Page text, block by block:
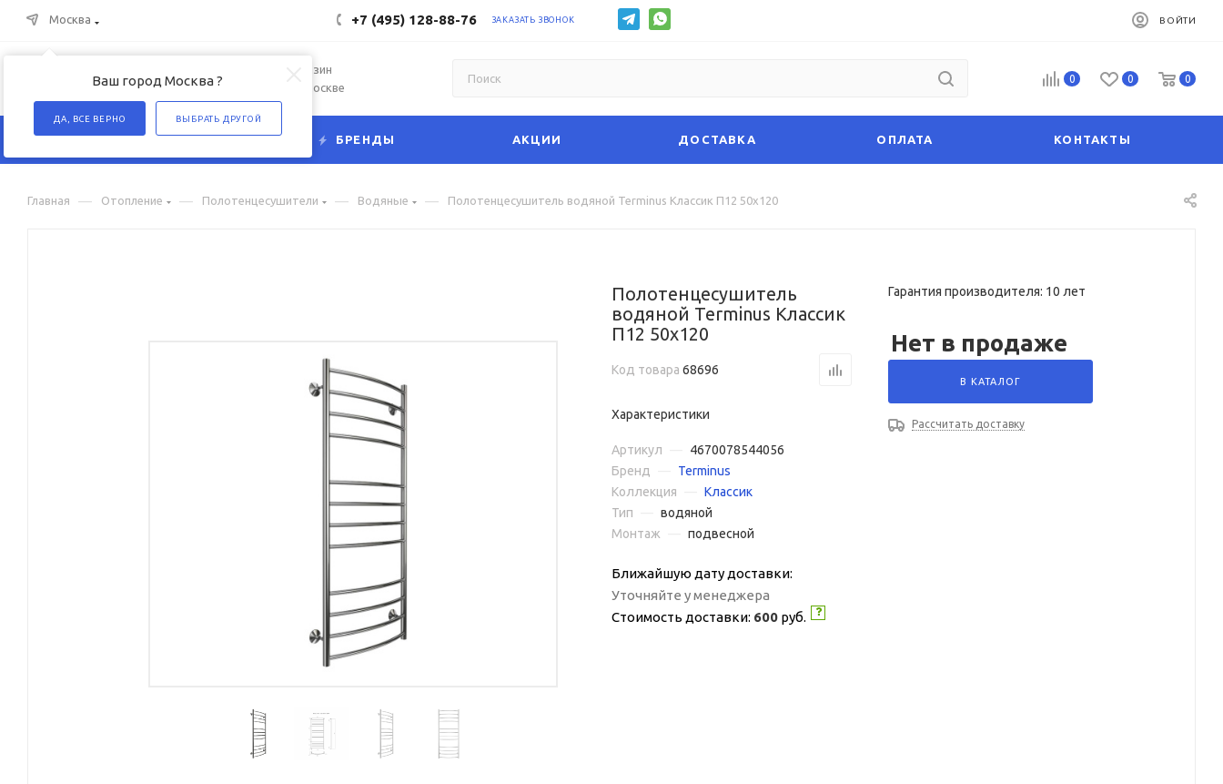
Москва
Ваш город Москва ?
ДА, ВСЕ ВЕРНО ВЫБРАТЬ ДРУГОЙ
+7 (495) 128-88-76 ЗАКАЗАТЬ ЗВОНОК ВОЙТИ
Интернет-магазин
сантехники в Москве
0 0 0
КАТАЛОГ БРЕНДЫ АКЦИИ ДОСТАВКА ОПЛАТА КОНТАКТЫ
Главная — Отопление — Полотенцесушители — Водяные — Полотенцесушитель водяной Terminus Классик П12 50х120
Полотенцесушитель
водяной Terminus Классик
П12 50х120
Код товара 68696
Характеристики
Артикул
4670078544056
Бренд
Terminus
Коллекция
Классик
Тип
водяной
Монтаж
подвесной
Ближайшую дату доставки:
Уточняйте у менеджера
Стоимость доставки: 600 руб.
Гарантия производителя: 10 лет
Нет в продаже
В КАТАЛОГ
Рассчитать доставку